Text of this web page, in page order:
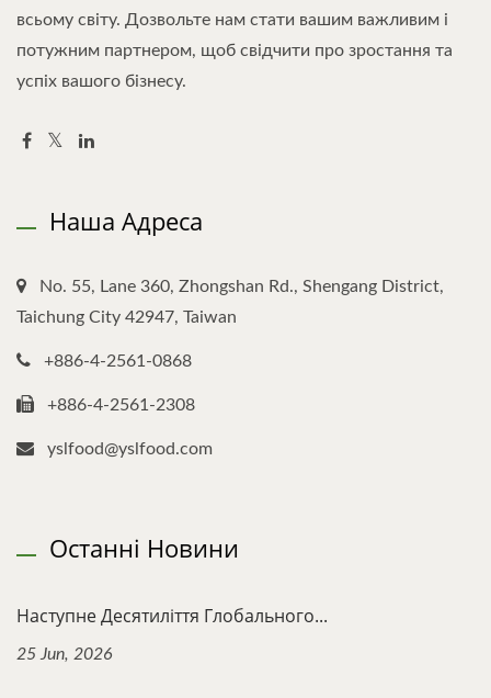
всьому світу. Дозвольте нам стати вашим важливим і
потужним партнером, щоб свідчити про зростання та
успіх вашого бізнесу.
Наша Адреса
No. 55, Lane 360, Zhongshan Rd., Shengang District,
Taichung City 42947, Taiwan
+886-4-2561-0868
+886-4-2561-2308
yslfood@yslfood.com
Останні Новини
Наступне Десятиліття Глобального...
25 Jun, 2026